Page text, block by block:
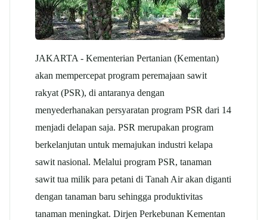
JAKARTA - Kementerian Pertanian (Kementan)
akan mempercepat program peremajaan sawit
rakyat (PSR), di antaranya dengan
menyederhanakan persyaratan program PSR dari 14
menjadi delapan saja. PSR merupakan program
berkelanjutan untuk memajukan industri kelapa
sawit nasional. Melalui program PSR, tanaman
sawit tua milik para petani di Tanah Air akan diganti
dengan tanaman baru sehingga produktivitas
tanaman meningkat. Dirjen Perkebunan Kementan